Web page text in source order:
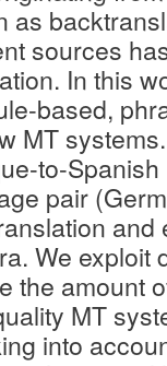
as
sources
In this
based,
MT
to-
pair
and
We exploit
the amount
MT
into